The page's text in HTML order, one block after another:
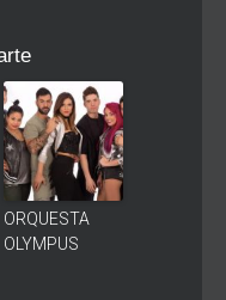
ORQUESTA
OLYMPUS